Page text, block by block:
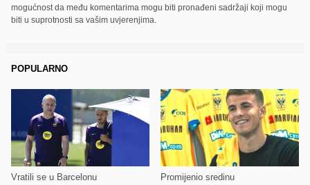
mogućnost da među komentarima mogu biti pronađeni sadržaji koji mogu
biti u suprotnosti sa vašim uvjerenjima.
POPULARNO
Vratili se u Barcelonu Promijenio sredinu